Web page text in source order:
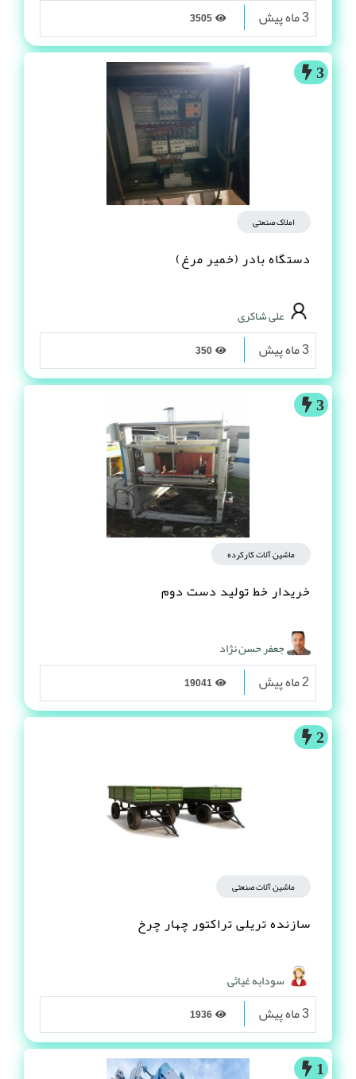
3 ماه پیش
3
املاک صنعتی
دستگاه بادر (خمیر مرغ)
علی شاکری
3 ماه پیش
3
ماشین آلات کارکرده
خریدار خط تولید دست دوم
جعفر حسن نژاد
2 ماه پیش
2
ماشین آلات صنعتی
سازنده تریلی تراکتور چهار چرخ
سودابه غیاثی
3 ماه پیش
1